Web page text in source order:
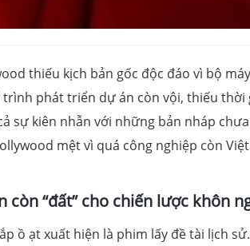
thiếu kịch bản gốc độc đáo vì bộ
phát triển dự án còn vội, thiếu
sự kiên nhẫn với những bản nháp
mệt vì quá công nghiệp còn
còn “đất” cho chiến lược khôn
ồ ạt xuất hiện là phim lấy đề tài lịch